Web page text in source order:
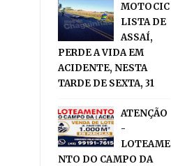
MOTOCIC
LISTA DE
ASSAÍ,
PERDE A VIDA EM
ACIDENTE, NESTA
TARDE DE SEXTA, 31
ATENÇÃO
-
LOTEAME
NTO DO CAMPO DA